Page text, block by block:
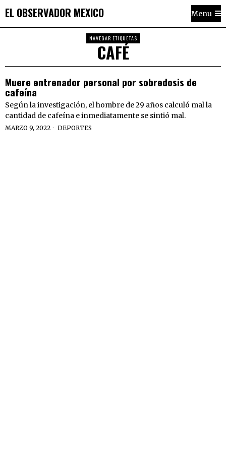
EL OBSERVADOR MEXICO Menu
NAVEGAR ETIQUETAS
CAFÉ
Muere entrenador personal por sobredosis de
cafeína
Según la investigación, el hombre de 29 años calculó mal la
cantidad de cafeína e inmediatamente se sintió mal.
MARZO 9, 2022 DEPORTES